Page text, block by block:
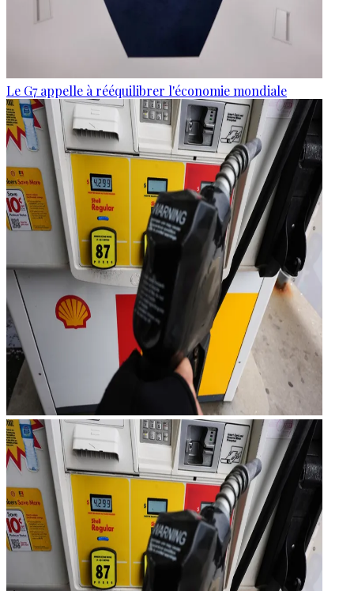
Le G7 appelle à rééquilibrer l'économie mondiale